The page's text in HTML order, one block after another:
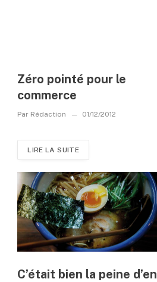
Zéro pointé pour le
commerce
Par Rédaction 01/12/2012
LIRE LA SUITE
C’était bien la peine d’en